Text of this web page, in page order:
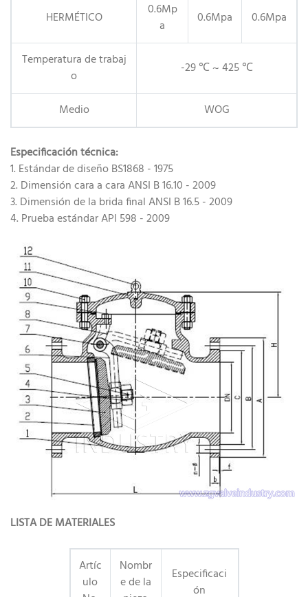
HERMÉTICO
0.6Mp
a
0.6Mpa 0.6Mpa
Temperatura de trabaj
o
-29 ℃ ~ 425 ℃
Medio WOG
Especificación técnica:
1. Estándar de diseño BS1868 - 1975
2. Dimensión cara a cara ANSI B 16.10 - 2009
3. Dimensión de la brida final ANSI B 16.5 - 2009
4. Prueba estándar API 598 - 2009
LISTA DE MATERIALES
Artíc
ulo
Nombr
e de la
Especificaci
ón